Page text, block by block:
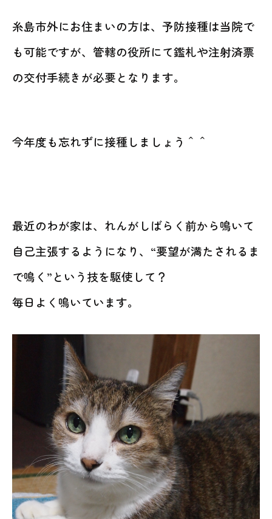
糸島市外にお住まいの方は、予防接種は当院で
も可能ですが、管轄の役所にて鑑札や注射済票
の交付手続きが必要となります。
今年度も忘れずに接種しましょう＾＾
最近のわが家は、れんがしばらく前から鳴いて
自己主張するようになり、“要望が満たされるま
で鳴く”という技を駆使して？
毎日よく鳴いています。